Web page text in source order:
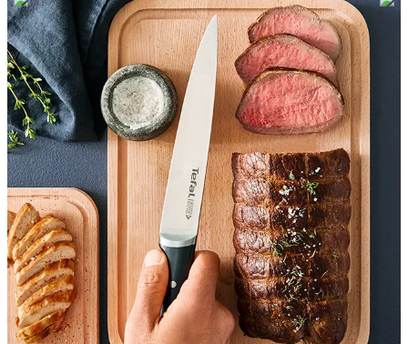
Kit de Facas Tefal 3 Peças + Tesoura + Cepo Ice Force
MATERIAL DA FACA
Aço inox Ice Force
MATERIAL DO COMPARTIMENTO
Cepo de madeira com cerdas flexíveis para
preservar o fio da lâmina